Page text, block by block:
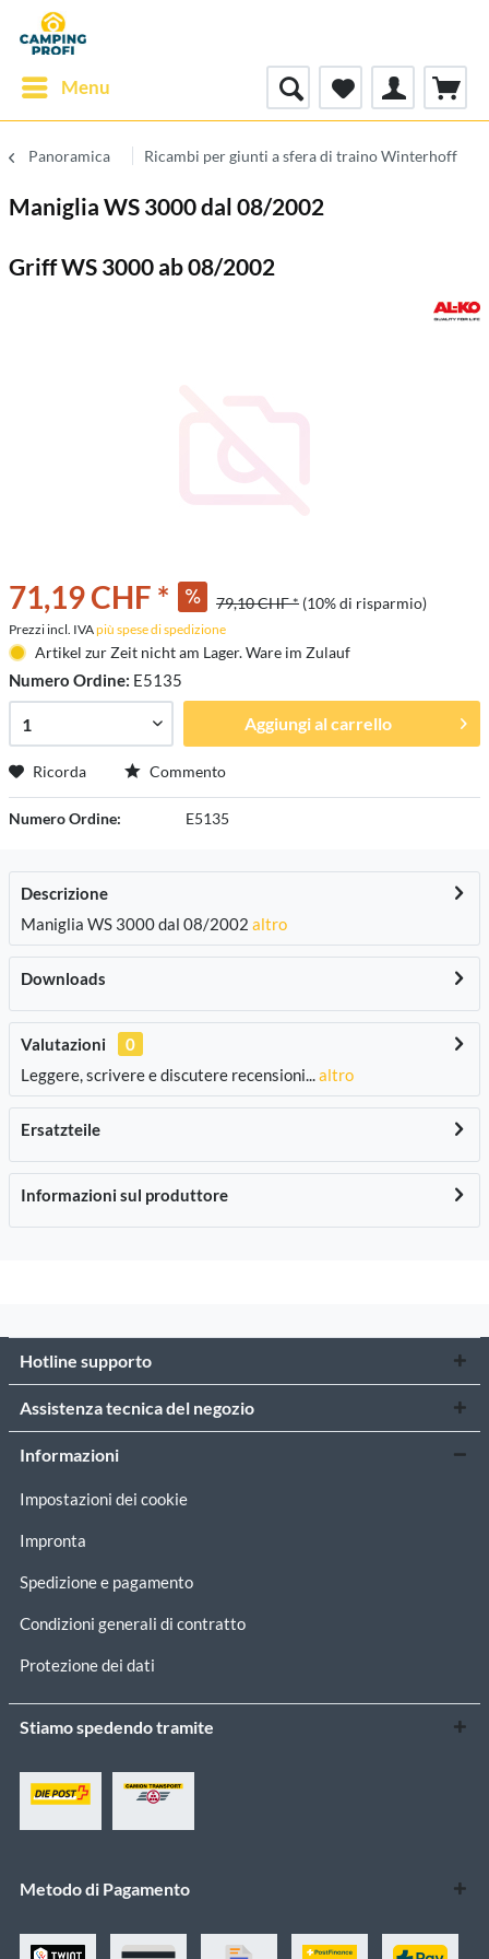
Menu
Panoramica Ricambi per giunti a sfera di traino Winterhoff
Maniglia WS 3000 dal 08/2002
Griff WS 3000 ab 08/2002
71,19 CHF * 79,10 CHF * (10% di risparmio)
Prezzi incl. IVApiù spese di spedizione
Artikel zur Zeit nicht am Lager. Ware im Zulauf
Numero Ordine: E5135
Aggiungi al carrello
Ricorda Commento
Numero Ordine: E5135
Descrizione
Maniglia WS 3000 dal 08/2002 altro
Downloads
Valutazioni
0
Leggere, scrivere e discutere recensioni...altro
Ersatzteile
Informazioni sul produttore
Hotline supporto
Assistenza tecnica del negozio
Informazioni
Impostazioni dei cookie
Impronta
Spedizione e pagamento
Condizioni generali di contratto
Protezione dei dati
Stiamo spedendo tramite
Metodo di Pagamento